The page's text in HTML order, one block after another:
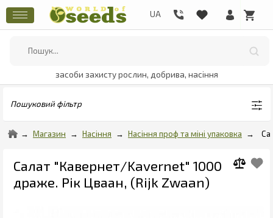
засоби захисту рослин, добрива, насіння
Пошуковий фільтр
Магазин Насіння Насіння проф та міні упаковка
Салат "Кавернет/Kavernet" 1000
драже. Рік Цваан, (Rijk Zwaan)